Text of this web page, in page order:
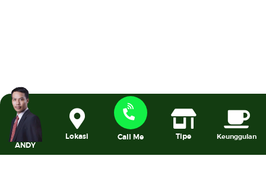
ANDY
Lokasi Call Me Tipe Keunggulan